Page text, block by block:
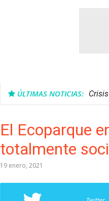
ÚLTIMAS NOTICIAS:
El Ecoparque
totalmente
19 enero, 2021